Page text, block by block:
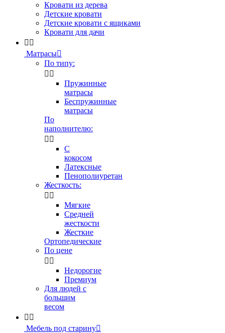
Кровати из дерева
Детские кровати
Детские кровати с ящиками
Кровати для дачи
 
Матрасы
По типу:
 
Пружинные
матрасы
Беспружинные
матрасы
По
наполнителю:
 
С
кокосом
Латексные
Пенополиуретан
Жесткость:
 
Мягкие
Средней
жесткости
Жесткие
Ортопедические
По цене
 
Недорогие
Премиум
Для людей с
большим
весом
 
Мебель под старину